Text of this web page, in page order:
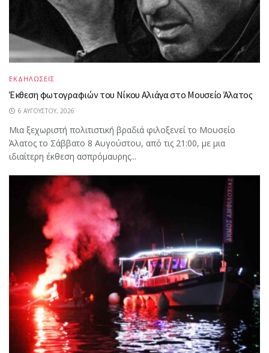
ΕΚΔΗΛΩΣΕΙΣ
Έκθεση φωτογραφιών του Νίκου Αλιάγα στο Μουσείο Άλατος
6 ΑΥΓΟΎΣΤΟΥ, 2026
Μια ξεχωριστή πολιτιστική βραδιά φιλοξενεί το Μουσείο
Άλατος το Σάββατο 8 Αυγούστου, από τις 21:00, με μια
ιδιαίτερη έκθεση ασπρόμαυρης...